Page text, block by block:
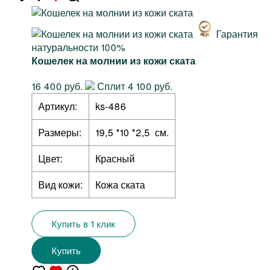
Гарантия
натуральности 100%
Кошелек на молнии из кожи ската
16 400 руб.
Сплит 4 100 руб.
Артикул:
ks-486
Размеры:
19,5 *10 *2,5 см.
Цвет:
Красный
Вид кожи:
Кожа ската
Купить в 1 клик
Купить